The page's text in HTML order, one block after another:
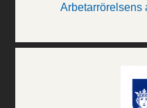
Arbetarrörelsens